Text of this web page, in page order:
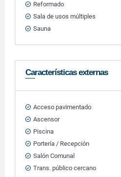
Reformado
Sala de usos múltiples
Sauna
Características externas
Acceso pavimentado
Ascensor
Piscina
Portería / Recepción
Salón Comunal
Trans. público cercano